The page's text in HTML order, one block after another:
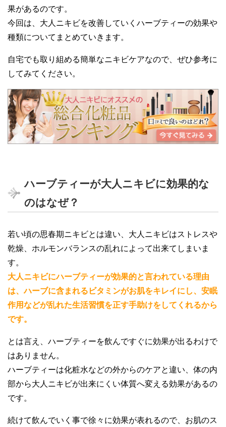
果があるのです。
今回は、大人ニキビを改善していくハーブティーの効果や
種類についてまとめていきます。
自宅でも取り組める簡単なニキビケアなので、ぜひ参考に
してみてください。
ハーブティーが大人ニキビに効果的な
のはなぜ？
若い頃の思春期ニキビとは違い、大人ニキビはストレスや
乾燥、ホルモンバランスの乱れによって出来てしまいま
す。
大人ニキビにハーブティーが効果的と言われている理由
は、ハーブに含まれるビタミンがお肌をキレイにし、安眠
作用などが乱れた生活習慣を正す手助けをしてくれるから
です。
とは言え、ハーブティーを飲んですぐに効果が出るわけで
はありません。
ハーブティーは化粧水などの外からのケアと違い、体の内
部から大人ニキビが出来にくい体質へ変える効果があるの
です。
続けて飲んでいく事で徐々に効果が表れるので、お肌のス